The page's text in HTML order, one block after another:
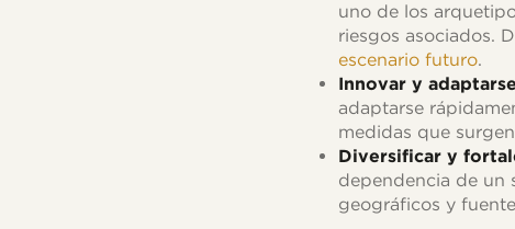
uno de los
riesgos asociados.
escenario futuro.
Innovar y adaptarse
adaptarse
medidas que
Diversificar y
dependencia de un
geográficos y